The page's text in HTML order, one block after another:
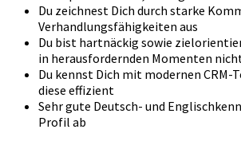
Du zeichnest Dich durch starke
Verhandlungsfähigkeiten aus
Du bist hartnäckig sowie
in herausfordernden Momenten
Du kennst Dich mit modernen CRM-
diese effizient
Sehr gute Deutsch- und
Profil ab